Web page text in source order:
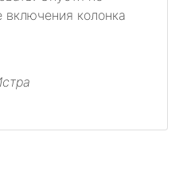
включения колонка